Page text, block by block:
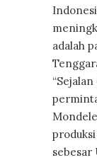
adalah
sebesar